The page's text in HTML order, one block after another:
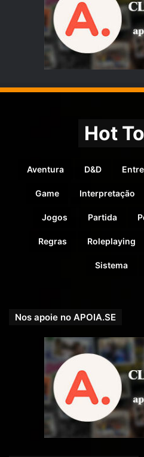
Hot
Aventura D&D
Game Interpretação
Jogos Partida
Regras Roleplaying
Sistema
Nos apoie no APOIA.SE